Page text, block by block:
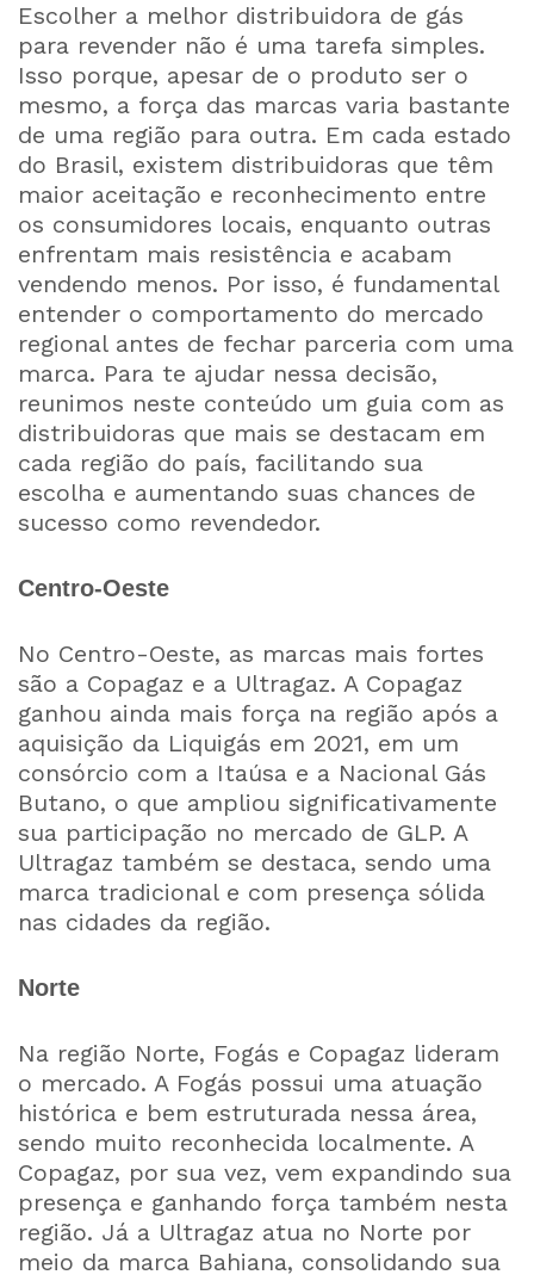
Escolher a melhor distribuidora de gás
para revender não é uma tarefa simples.
Isso porque, apesar de o produto ser o
mesmo, a força das marcas varia bastante
de uma região para outra. Em cada estado
do Brasil, existem distribuidoras que têm
maior aceitação e reconhecimento entre
os consumidores locais, enquanto outras
enfrentam mais resistência e acabam
vendendo menos. Por isso, é fundamental
entender o comportamento do mercado
regional antes de fechar parceria com uma
marca. Para te ajudar nessa decisão,
reunimos neste conteúdo um guia com as
distribuidoras que mais se destacam em
cada região do país, facilitando sua
escolha e aumentando suas chances de
sucesso como revendedor.
Centro-Oeste
No Centro-Oeste, as marcas mais fortes
são a Copagaz e a Ultragaz. A Copagaz
ganhou ainda mais força na região após a
aquisição da Liquigás em 2021, em um
consórcio com a Itaúsa e a Nacional Gás
Butano, o que ampliou significativamente
sua participação no mercado de GLP. A
Ultragaz também se destaca, sendo uma
marca tradicional e com presença sólida
nas cidades da região.
Norte
Na região Norte, Fogás e Copagaz lideram
o mercado. A Fogás possui uma atuação
histórica e bem estruturada nessa área,
sendo muito reconhecida localmente. A
Copagaz, por sua vez, vem expandindo sua
presença e ganhando força também nesta
região. Já a Ultragaz atua no Norte por
meio da marca Bahiana, consolidando sua